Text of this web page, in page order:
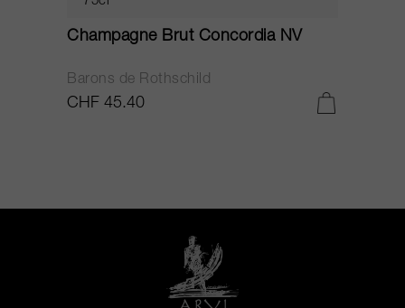
Champagne Brut Concordia NV
Barons de Rothschild
CHF 45.40